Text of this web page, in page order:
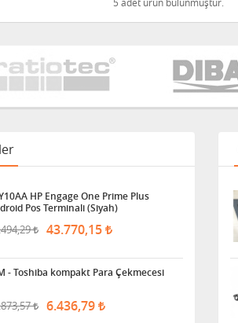
5 adet ürün bulunmuştur.
HP Engage One Prime Plus
Pos Terminali (Siyah)
43.770,15
- Toshiba kompakt Para Çekmecesi
6.436,79